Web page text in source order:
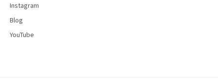
Instagram
Blog
YouTube